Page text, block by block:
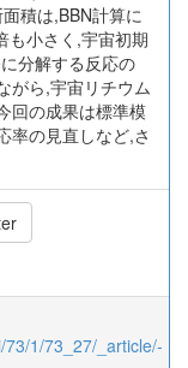
積は,BBN計算に
も小さく,宇宙初期
分解する反応の
がら,宇宙リチウム
回の成果は標準模
率の見直しなど,さ
1/73_27/_article/-